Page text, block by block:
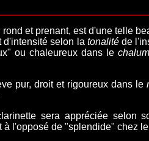
rond et prenant, est d'une telle
d'intensité selon la tonalitéde
ou chaleureux dans le
pur, droit et rigoureux dans le
sera appréciée selon
à l'opposé de "splendide" chez